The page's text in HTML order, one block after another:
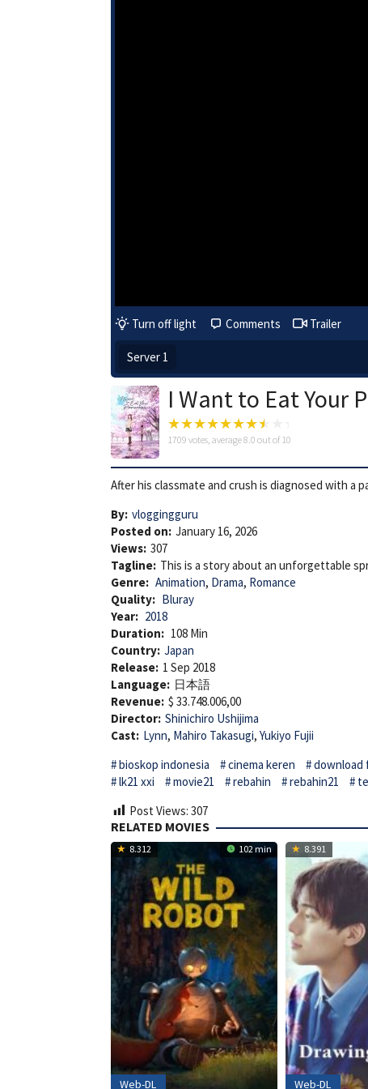
Turn off light Comments Trailer
Server 1
I Want to Eat Your
1709 votes, average8.0 out of 10
After his classmate and crush is diagnosed with a
By: vloggingguru
Posted on: January 16, 2026
Views: 307
Tagline: This is a story about an unforgettable
Genre: Animation, Drama, Romance
Quality: Bluray
Year: 2018
Duration: 108 Min
Country: Japan
Release: 1 Sep 2018
Language: 日本語
Revenue: $ 33.748.006,00
Director: Shinichiro Ushijima
Cast: Lynn, Mahiro Takasugi, Yukiyo Fujii
bioskop indonesia
cinema keren download
lk21 xxi
movie21 rebahin rebahin21
Post Views: 307
RELATED MOVIES
8.312 102 min
Web-DL
8.391
Web-DL